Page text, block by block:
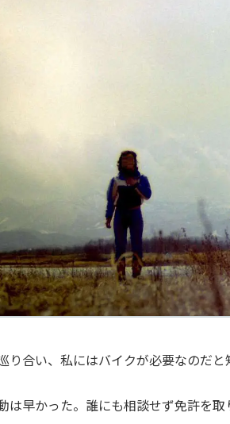
り合い、私にはバイクが必要なのだと
は早かった。誰にも相談せず免許を取